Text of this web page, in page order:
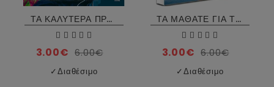
ΤΑ ΚΑΛΥΤΕΡΑ ΠΡΑΓΜΑΤΑ - BETTER THINGS DVD USED
3.00€ 6.00€
✓Διαθέσιμο
ΤΑ ΜΑΘΑΤΕ ΓΙΑ ΤΟΥΣ ΜΟΡΓΚΑΝ - DID YOU HEAR ABOUT THE MORGANS? DVD
3.00€ 6.00€
✓Διαθέσιμο